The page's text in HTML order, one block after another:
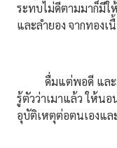
ระทบไม่ดีตามมาก็มีใ
และลำยอง จากทองเนื้
ดื่มแต่พอดี และมีส
รู้ตัวว่าเมาแล้ว ให้น
อุบัติเหตุต่อตนเองแ